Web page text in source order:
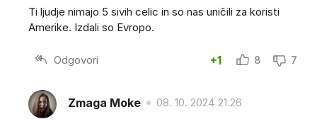
Ti ljudje nimajo 5 sivih celic in so nas uničili za koristi
Amerike. Izdali so Evropo.
Odgovori +1 8 7
Zmaga Moke 08. 10. 2024 21.26